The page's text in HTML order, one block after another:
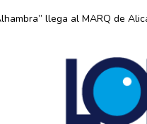
llega al MARQ de